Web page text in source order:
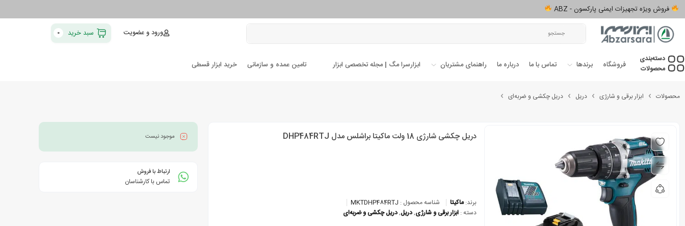
فروش ویژه تجهیزات ایمنی پارکسون - ABZ
ورود و عضویت سبد خرید 0
دسته‌بندی‌
محصولات
فروشگاه برندها تماس با ما درباره ما راهنمای مشتریان ابزارسرا مگ | مجله تخصصی ابزار تامین عمده و سازمانی خرید ابزار قسطی
محصولات ابزار برقی و شارژی دریل دریل چکشی و ضربه‌ای
دریل چکشی شارژی 18 ولت ماکیتا براشلس مدل DHP484RTJ
برند:ماکیتا شناسه محصول : MKTDHP484RTJ
دسته : ابزار برقی و شارژی,دریل,دریل چکشی و ضربه‌ای
موجود نیست
ارتباط با فروش
تماس با کارشناسان